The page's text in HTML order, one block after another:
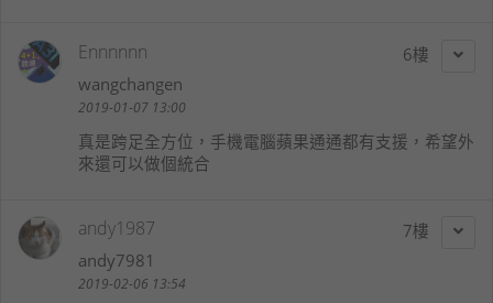
6
Ennnnnn
wangchangen
2019-01-07 13:00
真是跨足全方位，手機電腦蘋果通通都有支援，希望外
來還可以做個統合
7
andy1987
andy7981
2019-02-06 13:54